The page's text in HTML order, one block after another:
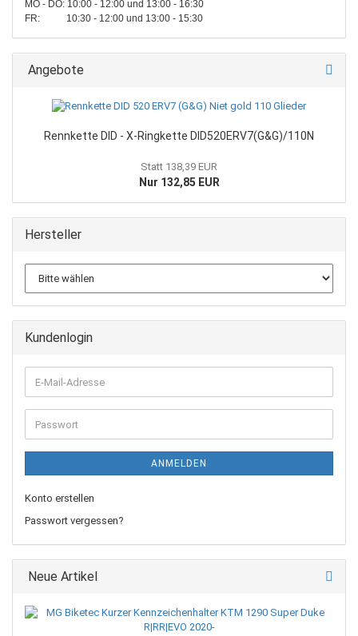
MO - DO: 10:00 - 12:00 und 13:00 - 16:30
FR: 10:30 - 12:00 und 13:00 - 15:30
Angebote
Rennkette DID - X-Ringkette DID520ERV7(G&G)/110N
Statt 138,39 EUR
Nur 132,85 EUR
Hersteller
Kundenlogin
E-
Mail-
Adresse
Passwort
ANMELDEN
Konto erstellen
Passwort vergessen?
Neue Artikel